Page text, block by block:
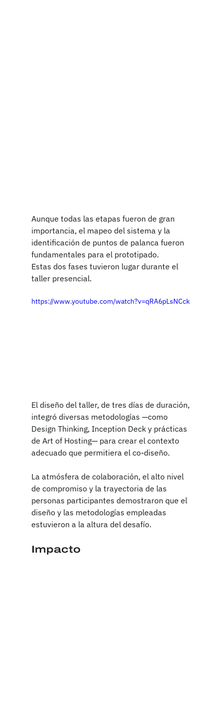
Aunque todas las etapas fueron de gran
importancia, el mapeo del sistema y la
identificación de puntos de palanca fueron
fundamentales para el prototipado.
Estas dos fases tuvieron lugar durante el
taller presencial.
https://www.youtube.com/watch?v=qRA6pLsNCck
El diseño del taller, de tres días de duración,
integró diversas metodologías —como
Design Thinking, Inception Deck y prácticas
de Art of Hosting— para crear el contexto
adecuado que permitiera el co-diseño.
La atmósfera de colaboración, el alto nivel
de compromiso y la trayectoria de las
personas participantes demostraron que el
diseño y las metodologías empleadas
estuvieron a la altura del desafío.
Impacto